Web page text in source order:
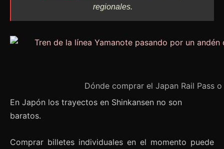
regionales.
Dónde comprar el Japan Rail Pass
En Japón los trayectos en Shinkansen no son
baratos.
Comprar billetes individuales en el momento puede